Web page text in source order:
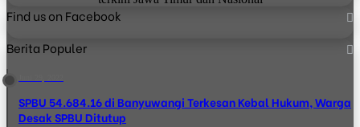
Find us on Facebook
Berita Populer
SPBU 54.684.16 di Banyuwangi Terkesan Kebal Hukum, Warga
Desak SPBU Ditutup